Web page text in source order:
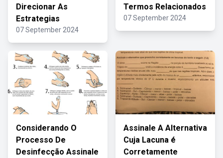
Direcionar As
Estrategias
07 September 2024
Termos Relacionados
07 September 2024
Considerando O
Processo De
Desinfecção Assinale
Assinale A Alternativa
Cuja Lacuna é
Corretamente